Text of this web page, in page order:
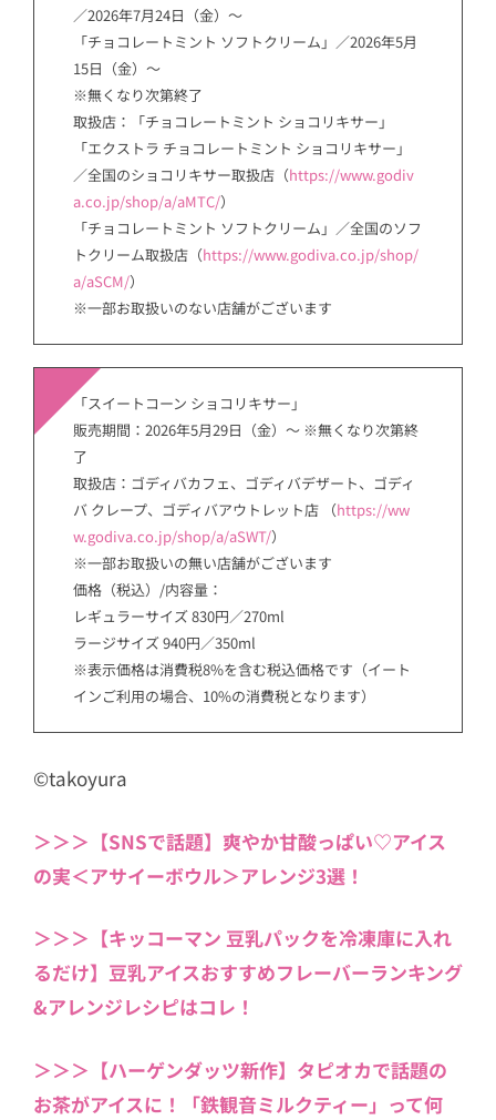
／2026年7月24日（金）～
「チョコレートミント ソフトクリーム」／2026年5月
15日（金）～
※無くなり次第終了
取扱店：「チョコレートミント ショコリキサー」
「エクストラ チョコレートミント ショコリキサー」
／全国のショコリキサー取扱店（https://www.godiv
a.co.jp/shop/a/aMTC/）
「チョコレートミント ソフトクリーム」／全国のソフ
トクリーム取扱店（https://www.godiva.co.jp/shop/
a/aSCM/）
※一部お取扱いのない店舗がございます
「スイートコーン ショコリキサー」
販売期間：2026年5月29日（金）～ ※無くなり次第終
了
取扱店：ゴディバカフェ、ゴディバデザート、ゴディ
バ クレープ、ゴディバアウトレット店 （https://ww
w.godiva.co.jp/shop/a/aSWT/）
※一部お取扱いの無い店舗がございます
価格（税込）/内容量：
レギュラーサイズ 830円／270ml
ラージサイズ 940円／350ml
※表示価格は消費税8%を含む税込価格です（イート
インご利用の場合、10%の消費税となります）
©takoyura
＞＞＞【SNSで話題】爽やか甘酸っぱい♡アイス
の実＜アサイーボウル＞アレンジ3選！
＞＞＞【キッコーマン 豆乳パックを冷凍庫に入れ
るだけ】豆乳アイスおすすめフレーバーランキング
&アレンジレシピはコレ！
＞＞＞【ハーゲンダッツ新作】タピオカで話題の
お茶がアイスに！「鉄観音ミルクティー」って何